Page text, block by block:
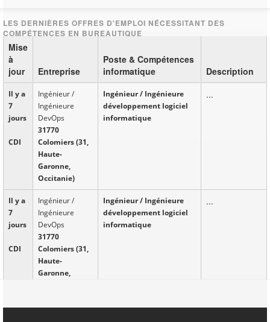
Mise
à
jour
Entreprise
Poste & Compétences
informatique
Description
Il y a
7
jours
CDI
Ingénieur /
Ingénieure
DevOps
31770
Colomiers (31,
Haute-
Garonne,
Occitanie)
Ingénieur / Ingénieure
développement logiciel
informatique
...
Il y a
7
jours
CDI
Ingénieur /
Ingénieure
DevOps
31770
Colomiers (31,
Haute-
Garonne,
Ingénieur / Ingénieure
développement logiciel
informatique
...
Il y a
Analyste
Analyste de gestion
...